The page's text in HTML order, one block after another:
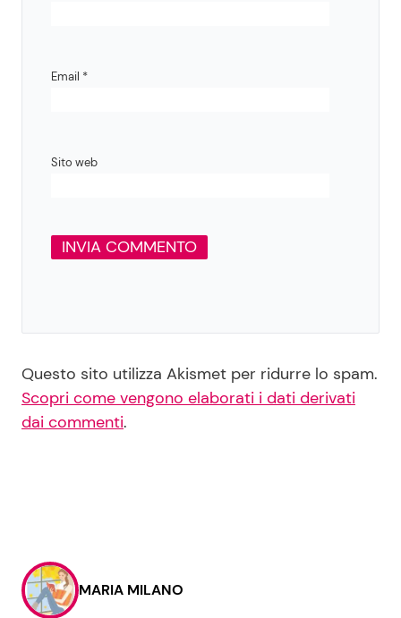
Email *
Sito web
Questo sito utilizza Akismet per ridurre lo spam.
Scopri come vengono elaborati i dati derivati
dai commenti.
MARIA MILANO